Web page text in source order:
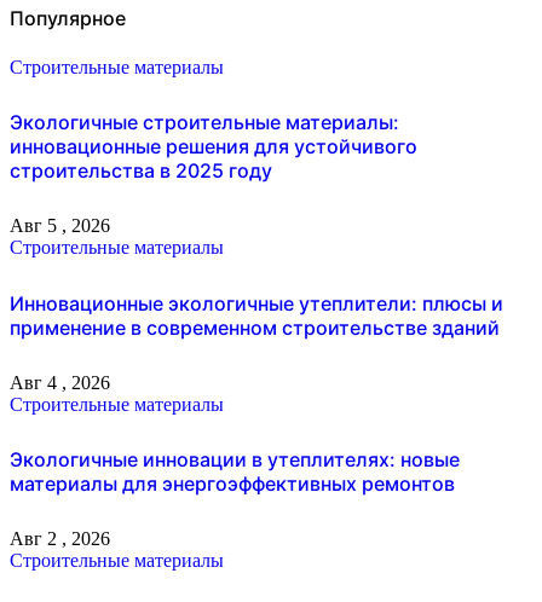
Популярное
Строительные материалы
Экологичные строительные материалы:
инновационные решения для устойчивого
строительства в 2025 году
Авг 5 , 2026
Строительные материалы
Инновационные экологичные утеплители: плюсы и
применение в современном строительстве зданий
Авг 4 , 2026
Строительные материалы
Экологичные инновации в утеплителях: новые
материалы для энергоэффективных ремонтов
Авг 2 , 2026
Строительные материалы